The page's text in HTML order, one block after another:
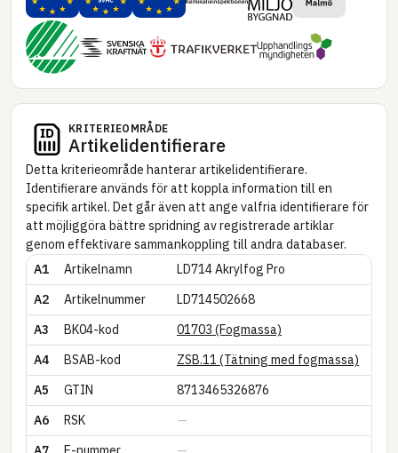
Svanen – Nya byggnader
Svenska kraftnät
Trafikverket
KRITERIE­OMRÅDE
Artikel­identifierare
Detta kriterie­område hanterar artikel­identifierare.
Identifierare används för att koppla information till en
specifik artikel. Det går även att ange valfria identifierare för
att möjliggöra bättre spridning av registrerade artiklar
genom effektivare sammankoppling till andra databaser.
A1
Artikelnamn
LD714 Akrylfog Pro
A2
Artikel­nummer
LD714502668
A3
BK04-kod
01703 (Fogmassa)
A4
BSAB-kod
ZSB.11 (Tätning med fogmassa)
A5
GTIN
8713465326876
A6
RSK